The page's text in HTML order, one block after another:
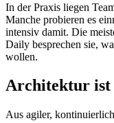
In der Praxis liegen
Manche probieren es
intensiv damit. Die
Daily besprechen sie,
wollen.
Architektur ist
Aus agiler,